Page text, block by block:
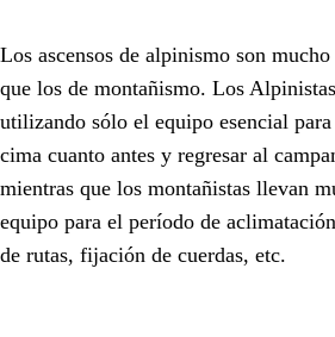
Los ascensos de alpinismo son
que los de montañismo. Los
utilizando sólo el equipo esencial
cima cuanto antes y regresar al
mientras que los montañistas llevan
equipo para el período de
de rutas, fijación de cuerdas, etc.